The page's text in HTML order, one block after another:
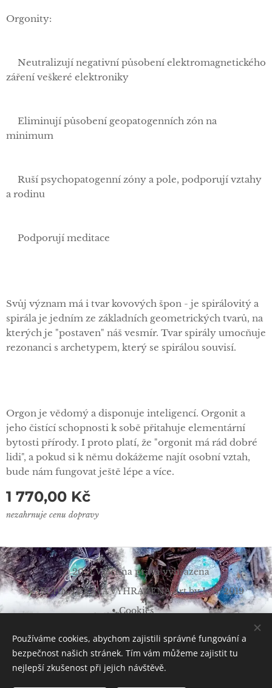
Orgonity:
✅Neutralizují negativní působení elektromagnetického
záření veškeré elektroniky
✅Eliminují působení geopatogenních zón na
minimum
✅Ruší psychopatogenní zóny a pole, podporují vztahy
a rodinu
✅Podporují meditace
Svůj význam má i tvar kovových špon - je spirálovitý a
spirála je jedním ze základních geometrických tvarů, na
kterých je "postaven" náš vesmír. Tvar spirály umocňuje
rezonanci s archetypem, který se spirálou souvisí.
Orgon je vědomý a disponuje inteligencí. Orgonit a
jeho čistící schopnosti k sobě přitahuje elementární
bytosti přírody. I proto platí, že "orgonit má rád dobré
lidi", a pokud si k němu dokážeme najít osobní vztah,
bude nám fungovat ještě lépe a více.
1 770,00 Kč
nezahrnuje cenu dopravy
© 2021 Všechna práva vyhrazena
VŠECHNA PRÁVA VYHRAZENA Art by L. Š. 2019
Cookies
Měna
CZK Kč
EUR €
Používáme cookies, abychom zajistili správné fungování a
bezpečnost našich stránek. Tím vám můžeme zajistit tu
nejlepší zkušenost při jejich návštěvě.